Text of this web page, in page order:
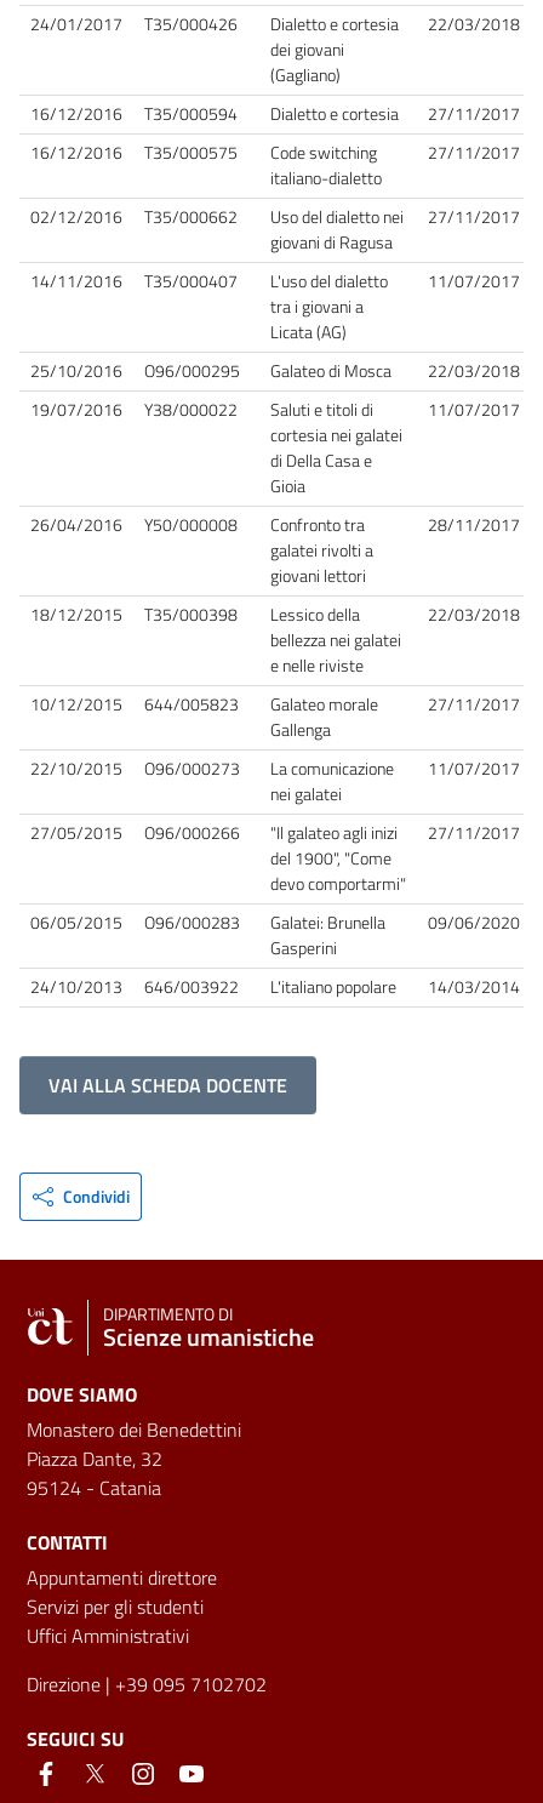
24/01/2017 T35/000426
Dialetto e cortesia
dei giovani
(Gagliano)
22/03/2018
16/12/2016 T35/000594 Dialetto e cortesia
27/11/2017
16/12/2016
T35/000575
Code switching
italiano-dialetto
27/11/2017
02/12/2016 T35/000662
Uso del dialetto nei
giovani di Ragusa
27/11/2017
14/11/2016 T35/000407
L'uso del dialetto
tra i giovani a
Licata (AG)
11/07/2017
25/10/2016 O96/000295 Galateo di Mosca
22/03/2018
19/07/2016
Y38/000022
Saluti e titoli di
cortesia nei galatei
di Della Casa e
Gioia
11/07/2017
26/04/2016 Y50/000008
Confronto tra
galatei rivolti a
giovani lettori
28/11/2017
18/12/2015 T35/000398
Lessico della
bellezza nei galatei
e nelle riviste
22/03/2018
10/12/2015 644/005823
Galateo morale
Gallenga
27/11/2017
22/10/2015 O96/000273
La comunicazione
nei galatei
11/07/2017
27/05/2015 O96/000266
"Il galateo agli inizi
del 1900", "Come
devo comportarmi"
27/11/2017
06/05/2015 O96/000283
Galatei: Brunella
Gasperini
09/06/2020
24/10/2013 646/003922 L'italiano popolare 14/03/2014
VAI ALLA SCHEDA DOCENTE
Condividi
DIPARTIMENTO DI
Scienze umanistiche
DOVE SIAMO
Monastero dei Benedettini
Piazza Dante, 32
95124 - Catania
CONTATTI
Appuntamenti direttore
Servizi per gli studenti
Uffici Amministrativi
Direzione | +39 095 7102702
SEGUICI SU